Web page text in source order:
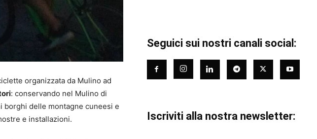
organizzata da Mulino ad
: conservando nel Mulino di
borghi delle montagne cuneesi e
e installazioni.
Seguici sui nostri canali social:
Iscriviti alla nostra newsletter: